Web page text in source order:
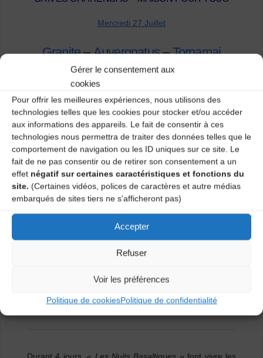
Gérer le consentement aux
cookies
Pour offrir les meilleures expériences, nous utilisons des
technologies telles que les cookies pour stocker et/ou accéder
aux informations des appareils. Le fait de consentir à ces
technologies nous permettra de traiter des données telles que le
comportement de navigation ou les ID uniques sur ce site. Le
fait de ne pas consentir ou de retirer son consentement a un
effet négatif sur certaines caractéristiques et fonctions du
site. (Certaines vidéos, polices de caractères et autre médias
embarqués de sites tiers ne s'afficheront pas)
Accepter
Refuser
Voir les préférences
Politique de cookiesPolitique de confidentialité
Mercredi 27 Juillet
Granite–Auvergnatus–Tornamai
Lou Cin Djai– Gravenoire
Vendredi 29 Juillet
Les Ogres de Barback & Le Bal Brotto-
Lopez–Faburden
Cocanha–La Forcelle–Jéricho
LIGNE<<<